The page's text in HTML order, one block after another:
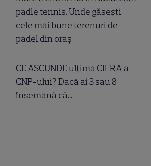
padle tennis. Unde găsești
cele mai bune terenuri de
padel din oraș
CE ASCUNDE ultima CIFRA a
CNP-ului? Dacă ai 3 sau 8
însemană că...